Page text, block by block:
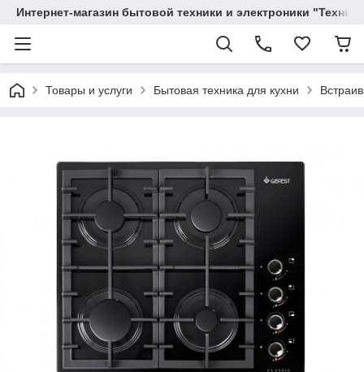
Интернет-магазин бытовой техники и электроники
Товары и услуги Бытовая техника для кухни